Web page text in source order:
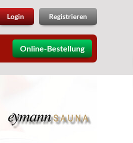
Login Registrieren
Online-Bestellung